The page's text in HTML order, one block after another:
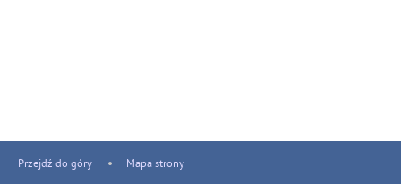
Przejdź do góry Mapa strony